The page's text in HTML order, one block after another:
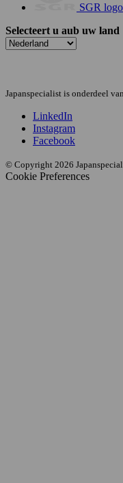
SGR logo
Selecteert u aub uw land
Japanspecialist is onderdeel
LinkedIn
Instagram
Facebook
© Copyright 2026
Cookie Preferences